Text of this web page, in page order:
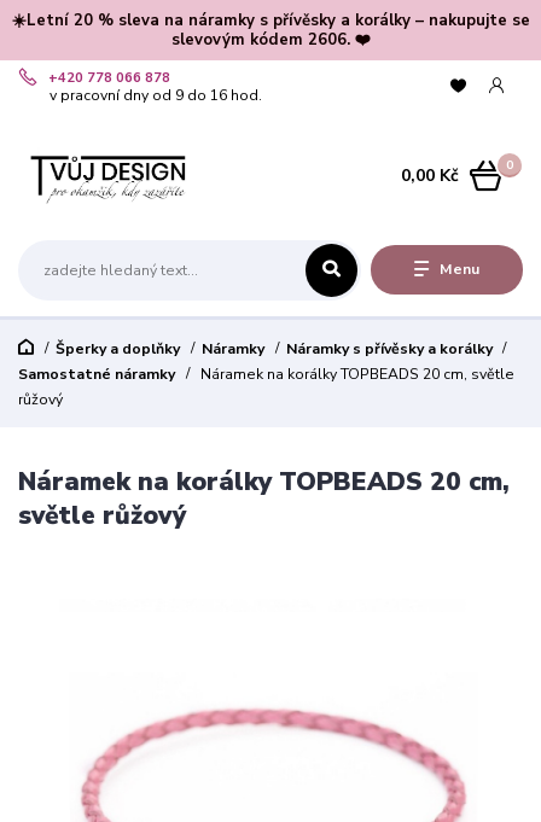
☀️Letní 20 % sleva na náramky s přívěsky a korálky – nakupujte se
slevovým kódem 2606. ❤️
Menu
+420 778 066 878
v pracovní dny od 9 do 16 hod.
0
0,00 Kč
Šperky a doplňky Náramky
Náramky s přívěsky a korálky
Samostatné náramky
Náramek na korálky TOPBEADS 20 cm, světle
růžový
Náramek na korálky TOPBEADS 20 cm,
světle růžový